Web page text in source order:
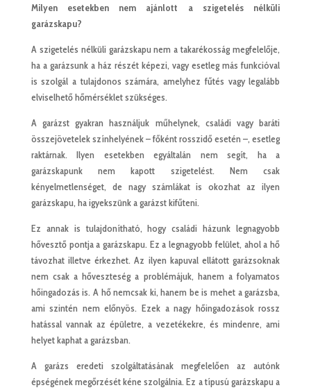
Milyen esetekben nem ajánlott a szigetelés nélküli
garázskapu?
A szigetelés nélküli garázskapu nem a takarékosság megfelelője,
ha a garázsunk a ház részét képezi, vagy esetleg más funkcióval
is szolgál a tulajdonos számára, amelyhez fűtés vagy legalább
elviselhető hőmérséklet szükséges.
A garázst gyakran használjuk műhelynek, családi vagy baráti
összejövetelek színhelyének – főként rosszidő esetén –, esetleg
raktárnak. Ilyen esetekben egyáltalán nem segít, ha a
garázskapunk nem kapott szigetelést. Nem csak
kényelmetlenséget, de nagy számlákat is okozhat az ilyen
garázskapu, ha igyekszünk a garázst kifűteni.
Ez annak is tulajdonítható, hogy családi házunk legnagyobb
hővesztő pontja a garázskapu. Ez a legnagyobb felület, ahol a hő
távozhat illetve érkezhet. Az ilyen kapuval ellátott garázsoknak
nem csak a hőveszteség a problémájuk, hanem a folyamatos
hőingadozás is. A hő nemcsak ki, hanem be is mehet a garázsba,
ami szintén nem előnyös. Ezek a nagy hőingadozások rossz
hatással vannak az épületre, a vezetékekre, és mindenre, ami
helyet kaphat a garázsban.
A garázs eredeti szolgáltatásának megfelelően az autónk
épségének megőrzését kéne szolgálnia. Ez a típusú garázskapu a